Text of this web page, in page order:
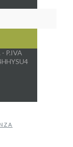
P.IVA